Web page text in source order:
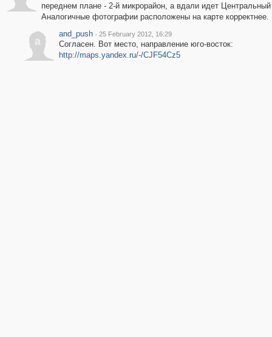
переднем плане - 2-й микрорайон, а вдали идет Центральный
Аналогичные фотографии расположены на карте корректнее.
a
and_push · 25 February 2012, 16:29
Согласен. Вот место, направление юго-восток:
http://maps.yandex.ru/-/CJF54Cz5